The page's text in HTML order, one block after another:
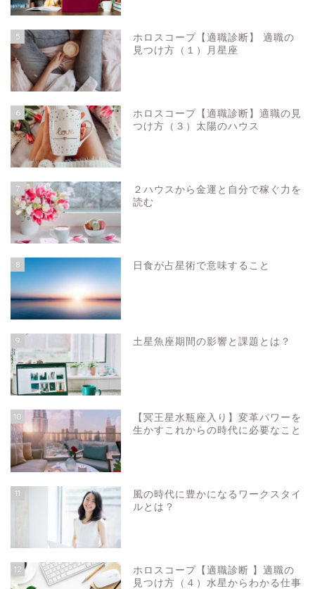
5
ホロスコープ【適職診断】 適職の
見つけ方（１）月星座
6
ホロスコープ【適職診断】適職の見
つけ方（３）太陽のハウス
7
２ハウスから金運と自分で稼ぐ力を
読む
8 日食が占星術で意味すること
9 土星魚座期間の影響と課題とは？
10
【冥王星水瓶座入り】変革パワーを
生かすこれからの時代に必要なこと
11
風の時代に豊かになるワークスタイ
ルとは？
12
ホロスコープ【適職診断 】適職の
見つけ方（４）水星からわかる仕事